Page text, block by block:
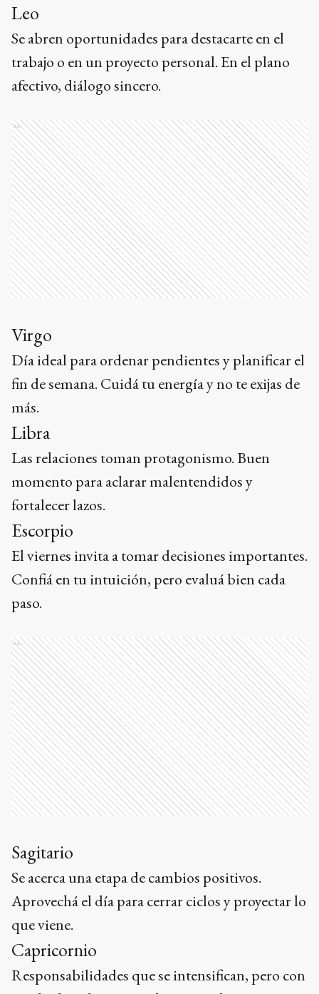
Leo
Se abren oportunidades para destacarte en el
trabajo o en un proyecto personal. En el plano
afectivo, diálogo sincero.
Ads
Virgo
Día ideal para ordenar pendientes y planificar el
fin de semana. Cuidá tu energía y no te exijas de
más.
Libra
Las relaciones toman protagonismo. Buen
momento para aclarar malentendidos y
fortalecer lazos.
Escorpio
El viernes invita a tomar decisiones importantes.
Confiá en tu intuición, pero evaluá bien cada
paso.
Ads
Sagitario
Se acerca una etapa de cambios positivos.
Aprovechá el día para cerrar ciclos y proyectar lo
que viene.
Capricornio
Responsabilidades que se intensifican, pero con